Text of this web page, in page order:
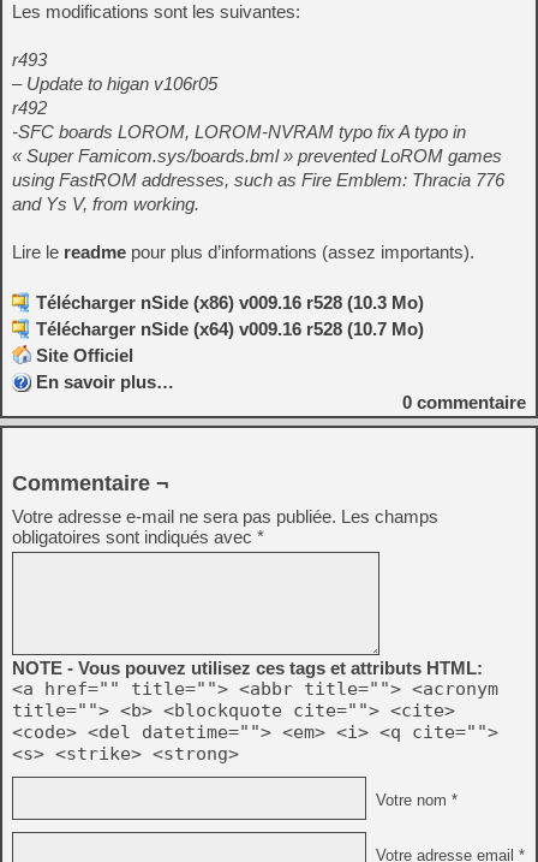
Les modifications sont les suivantes:
r493
– Update to higan v106r05
r492
-SFC boards LOROM, LOROM-NVRAM typo fix A typo in
« Super Famicom.sys/boards.bml » prevented LoROM games
using FastROM addresses, such as Fire Emblem: Thracia 776
and Ys V, from working.
Lire le readme pour plus d’informations (assez importants).
Télécharger nSide (x86) v009.16 r528 (10.3 Mo)
Télécharger nSide (x64) v009.16 r528 (10.7 Mo)
Site Officiel
En savoir plus…
0 commentaire
Commentaire ¬
Votre adresse e-mail ne sera pas publiée. Les champs
obligatoires sont indiqués avec *
NOTE - Vous pouvez utilisez ces tags et attributs HTML:
<a href="" title=""> <abbr title=""> <acronym
title=""> <b> <blockquote cite=""> <cite>
<code> <del datetime=""> <em> <i> <q cite="">
<s> <strike> <strong>
Votre nom *
Votre adresse email *